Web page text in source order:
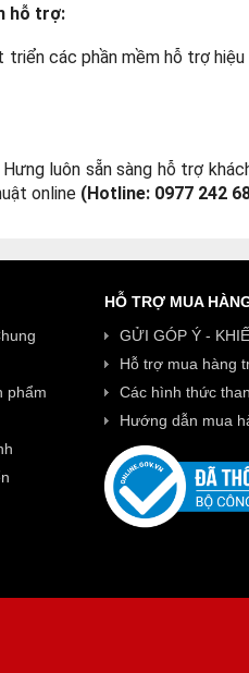
hỗ trợ:
các phần mềm hỗ trợ
luôn sẵn sàng hỗ trợ
online (Hotline: 0977 242
phẩm
HỖ TRỢ MUA
GỬI GÓP Ý -
Hỗ trợ mua hàng
Các hình thức
Hướng dẫn mua